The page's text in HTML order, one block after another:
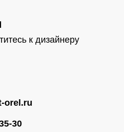
к дизайнеру
orel.ru
30